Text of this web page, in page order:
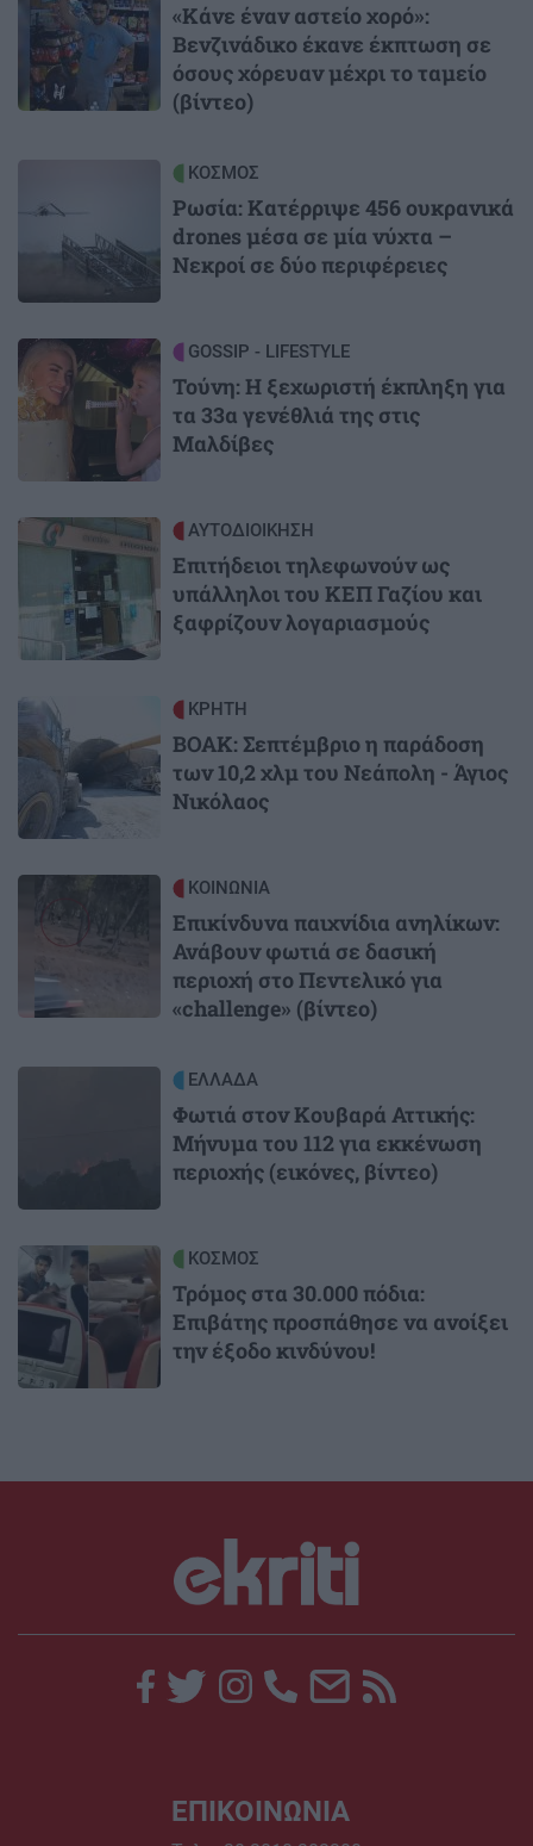
«Κάνε έναν αστείο χορό»:
Βενζινάδικο έκανε έκπτωση σε
όσους χόρευαν μέχρι το ταμείο
(βίντεο)
ΚΟΣΜΟΣ
Ρωσία: Κατέρριψε 456 ουκρανικά
drones μέσα σε μία νύχτα –
Νεκροί σε δύο περιφέρειες
Image GOSSIP - LIFESTYLE
Τούνη: Η ξεχωριστή έκπληξη για
τα 33α γενέθλιά της στις
Μαλδίβες
Image ΑΥΤΟΔΙΟΙΚΗΣΗ
Επιτήδειοι τηλεφωνούν ως
υπάλληλοι του ΚΕΠ Γαζίου και
ξαφρίζουν λογαριασμούς
Image ΚΡΗΤΗ
ΒΟΑΚ: Σεπτέμβριο η παράδοση
των 10,2 χλμ του Νεάπολη - Άγιος
Νικόλαος
ΚΟΙΝΩΝΙΑ
Επικίνδυνα παιχνίδια ανηλίκων:
Ανάβουν φωτιά σε δασική
περιοχή στο Πεντελικό για
«challenge» (βίντεο)
ΕΛΛΑΔΑ
Φωτιά στον Κουβαρά Αττικής:
Μήνυμα του 112 για εκκένωση
περιοχής (εικόνες, βίντεο)
Image ΚΟΣΜΟΣ
Τρόμος στα 30.000 πόδια:
Επιβάτης προσπάθησε να ανοίξει
την έξοδο κινδύνου!
ΕΠΙΚΟΙΝΩΝΙΑ